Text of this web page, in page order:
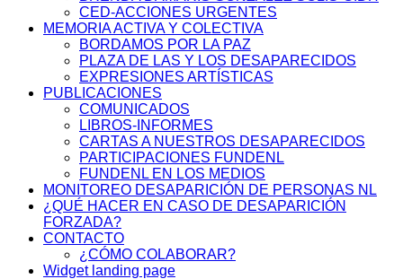
CED-ACCIONES URGENTES
MEMORIA ACTIVA Y COLECTIVA
BORDAMOS POR LA PAZ
PLAZA DE LAS Y LOS DESAPARECIDOS
EXPRESIONES ARTÍSTICAS
PUBLICACIONES
COMUNICADOS
LIBROS-INFORMES
CARTAS A NUESTROS DESAPARECIDOS
PARTICIPACIONES FUNDENL
FUNDENL EN LOS MEDIOS
MONITOREO DESAPARICIÓN DE PERSONAS NL
¿QUÉ HACER EN CASO DE DESAPARICIÓN
FORZADA?
CONTACTO
¿CÓMO COLABORAR?
Widget landing page